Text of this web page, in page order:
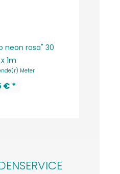
neon rosa" 30
1m
Meter
€ *